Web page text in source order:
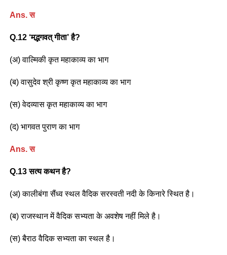
Ans. स
Q.12 ‘मद्भगवत् गीता’ है?
(अ) वाल्मिकी कृत महाकाव्य का भाग
(ब) वासुदेव श्री कृष्ण कृत महाकाव्य का भाग
(स) वेदव्यास कृत महाकाव्य का भाग
(द) भागवत पुराण का भाग
Ans. स
Q.13 सत्य कथन है?
(अ) कालीबंगा सैंध्व स्थल वैदिक सरस्वती नदी के किनारे स्थित है।
(ब) राजस्थान में वैदिक सभ्यता के अवशेष नहीं मिले है।
(स) बैराठ वैदिक सभ्यता का स्थल है।